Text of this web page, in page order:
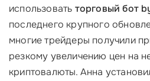
использовать торговый бот
последнего крупного
многие трейдеры получили
резкому увеличению цен на
криптовалюты. Анна